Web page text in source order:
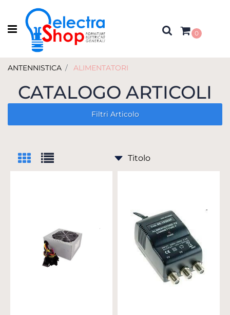
Open menu
0
ANTENNISTICA ALIMENTATORI
CATALOGO ARTICOLI
Filtri Articolo